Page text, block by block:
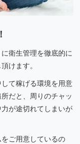
衛生管理を徹底的に
けます。
て稼げる環境を用意
だと、周りのチャッ
が途切れてしまいが
ご用意しているの